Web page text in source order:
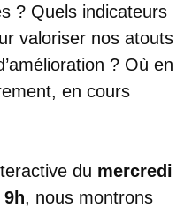
? Quels indicateurs
valoriser nos atouts
? Où en
en cours
du mercredi
, nous montrons